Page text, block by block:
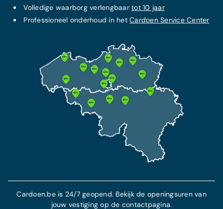
Volledige waarborg verlengbaartot 10 jaar
Professioneel onderhoud in hetCardoen Service Center
Cardoen.be is 24/7 geopend. Bekijk de openingsuren van
jouw vestiging op de contactpagina.